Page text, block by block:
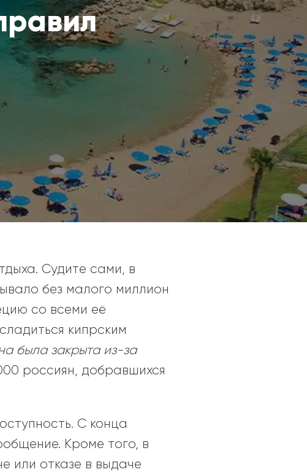
Судите сами, в
без малого миллион
со всеми её
кипрским
была закрыта из-за
россиян, добравшихся
С конца
Кроме того, в
или отказе в выдаче